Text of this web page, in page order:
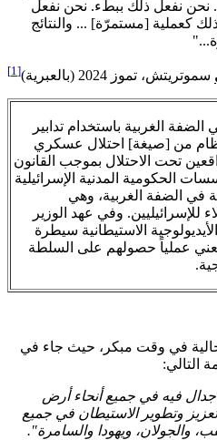
نحن نفعل ذلك ببطء. نحن نفعل
كعملية [مستمرّة] ... والنتائج
سموتريتش، تموز 2024 (بالعبرية) [1]
الغربية باستخدام تدابير
من [صيغة] احتلال عسكري
تحت الاحتلال بموجب القانون
الحكومية المدنية الإسرائيلية
في الضفة الغربية، وهي
للإسرائيليين. وفي عهد الوزير
الاستيطانية سيطرة
يعني عملياً حصولهم على السلطة
في وقت مبكر، حيث جاء في
التالي:
جدال فيه في جميع أنحاء أرض
تعزيز وتطوير الاستيطان في جميع
والجولان، ويهودا والسامرة".